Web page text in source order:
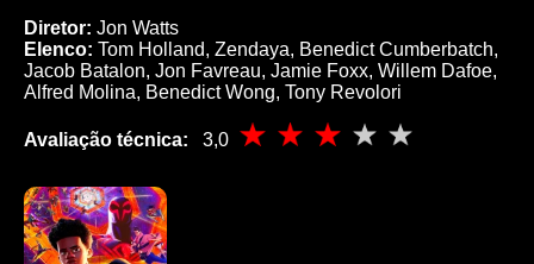
Diretor: Jon Watts
Elenco: Tom Holland, Zendaya, Benedict Cumberbatch,
Jacob Batalon, Jon Favreau, Jamie Foxx, Willem Dafoe,
Alfred Molina, Benedict Wong, Tony Revolori
Avaliação técnica: 3,0